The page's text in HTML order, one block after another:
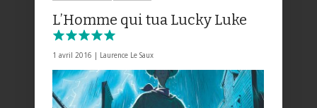
L’Homme qui tua Lucky Luke
1 avril 2016 | Laurence Le Saux